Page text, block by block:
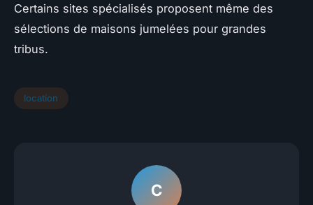
Certains sites spécialisés proposent même des
sélections de maisons jumelées pour grandes
tribus.
location
C